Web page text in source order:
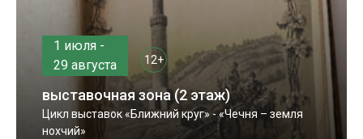
1 июля -
29 августа
12+
выставочная зона (2 этаж)
Цикл выставок «Ближний круг» - «Чечня – земля
нохчий»